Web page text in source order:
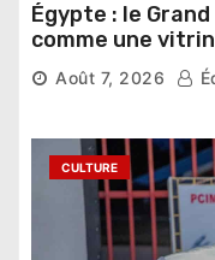
Égypte : le
comme une
pharaonique
étrangers
Août 7, 2026
CULTURE